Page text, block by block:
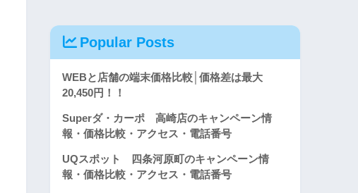
Popular Posts
WEBと店舗の端末価格比較│価格差は最大
20,450円！！
Superダ・カーポ 高崎店のキャンペーン情
報・価格比較・アクセス・電話番号
UQスポット 四条河原町のキャンペーン情
報・価格比較・アクセス・電話番号